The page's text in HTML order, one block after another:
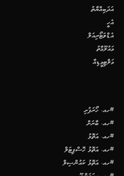
އަދަބިއްޔާތު
އެހީ
އެޑްވަޓޯރިއަލް
މައުލޫމާތު
މަލްޓިމީޑިއާ
#ހއ. ހޯރަފުށި
#ހއ. ބާރަށް
#ހއ. އަތޮޅު
#ހއ. އަތޮޅު ހޮސްޕިޓަލް
#ހއ. އަތޮޅު ކައުންސިލް